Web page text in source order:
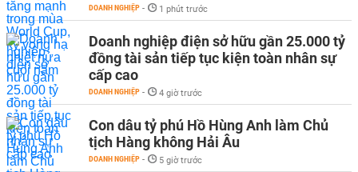
DOANH NGHIỆP - 1 phút trước
Doanh nghiệp điện sở hữu gần 25.000 tỷ
đồng tài sản tiếp tục kiện toàn nhân sự
cấp cao
DOANH NGHIỆP - 4 giờ trước
Con dâu tỷ phú Hồ Hùng Anh làm Chủ
tịch Hàng không Hải Âu
DOANH NGHIỆP - 5 giờ trước